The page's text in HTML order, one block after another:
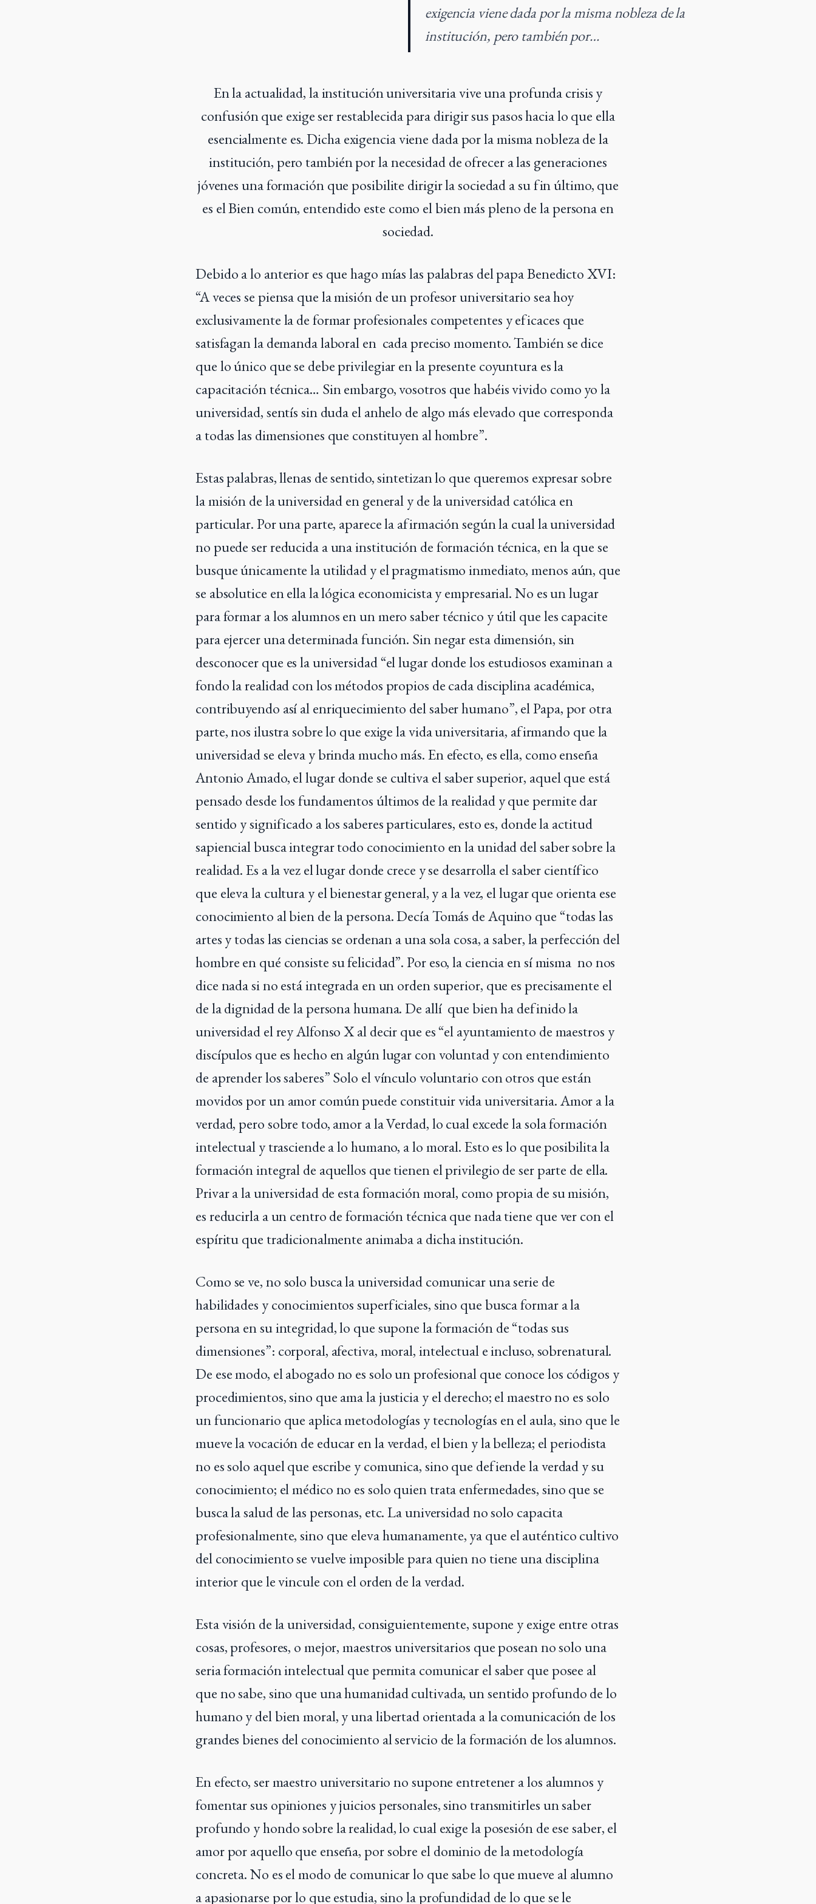
exigencia viene dada por la misma nobleza de la
institución, pero también por…
En la actualidad, la institución universitaria vive una profunda crisis y
confusión que exige ser restablecida para dirigir sus pasos hacia lo que ella
esencialmente es. Dicha exigencia viene dada por la misma nobleza de la
institución, pero también por la necesidad de ofrecer a las generaciones
jóvenes una formación que posibilite dirigir la sociedad a su fin último, que
es el Bien común, entendido este como el bien más pleno de la persona en
sociedad.
Debido a lo anterior es que hago mías las palabras del papa Benedicto XVI:
“A veces se piensa que la misión de un profesor universitario sea hoy
exclusivamente la de formar profesionales competentes y eficaces que
satisfagan la demanda laboral en cada preciso momento. También se dice
que lo único que se debe privilegiar en la presente coyuntura es la
capacitación técnica… Sin embargo, vosotros que habéis vivido como yo la
universidad, sentís sin duda el anhelo de algo más elevado que corresponda
a todas las dimensiones que constituyen al hombre”.
Estas palabras, llenas de sentido, sintetizan lo que queremos expresar sobre
la misión de la universidad en general y de la universidad católica en
particular. Por una parte, aparece la afirmación según la cual la universidad
no puede ser reducida a una institución de formación técnica, en la que se
busque únicamente la utilidad y el pragmatismo inmediato, menos aún, que
se absolutice en ella la lógica economicista y empresarial. No es un lugar
para formar a los alumnos en un mero saber técnico y útil que les capacite
para ejercer una determinada función. Sin negar esta dimensión, sin
desconocer que es la universidad “el lugar donde los estudiosos examinan a
fondo la realidad con los métodos propios de cada disciplina académica,
contribuyendo así al enriquecimiento del saber humano”, el Papa, por otra
parte, nos ilustra sobre lo que exige la vida universitaria, afirmando que la
universidad se eleva y brinda mucho más. En efecto, es ella, como enseña
Antonio Amado, el lugar donde se cultiva el saber superior, aquel que está
pensado desde los fundamentos últimos de la realidad y que permite dar
sentido y significado a los saberes particulares, esto es, donde la actitud
sapiencial busca integrar todo conocimiento en la unidad del saber sobre la
realidad. Es a la vez el lugar donde crece y se desarrolla el saber científico
que eleva la cultura y el bienestar general, y a la vez, el lugar que orienta ese
conocimiento al bien de la persona. Decía Tomás de Aquino que “todas las
artes y todas las ciencias se ordenan a una sola cosa, a saber, la perfección del
hombre en qué consiste su felicidad”. Por eso, la ciencia en sí misma no nos
dice nada si no está integrada en un orden superior, que es precisamente el
de la dignidad de la persona humana. De allí que bien ha definido la
universidad el rey Alfonso X al decir que es “el ayuntamiento de maestros y
discípulos que es hecho en algún lugar con voluntad y con entendimiento
de aprender los saberes” Solo el vínculo voluntario con otros que están
movidos por un amor común puede constituir vida universitaria. Amor a la
verdad, pero sobre todo, amor a la Verdad, lo cual excede la sola formación
intelectual y trasciende a lo humano, a lo moral. Esto es lo que posibilita la
formación integral de aquellos que tienen el privilegio de ser parte de ella.
Privar a la universidad de esta formación moral, como propia de su misión,
es reducirla a un centro de formación técnica que nada tiene que ver con el
espíritu que tradicionalmente animaba a dicha institución.
Como se ve, no solo busca la universidad comunicar una serie de
habilidades y conocimientos superficiales, sino que busca formar a la
persona en su integridad, lo que supone la formación de “todas sus
dimensiones”: corporal, afectiva, moral, intelectual e incluso, sobrenatural.
De ese modo, el abogado no es solo un profesional que conoce los códigos y
procedimientos, sino que ama la justicia y el derecho; el maestro no es solo
un funcionario que aplica metodologías y tecnologías en el aula, sino que le
mueve la vocación de educar en la verdad, el bien y la belleza; el periodista
no es solo aquel que escribe y comunica, sino que defiende la verdad y su
conocimiento; el médico no es solo quien trata enfermedades, sino que se
busca la salud de las personas, etc. La universidad no solo capacita
profesionalmente, sino que eleva humanamente, ya que el auténtico cultivo
del conocimiento se vuelve imposible para quien no tiene una disciplina
interior que le vincule con el orden de la verdad.
Esta visión de la universidad, consiguientemente, supone y exige entre otras
cosas, profesores, o mejor, maestros universitarios que posean no solo una
seria formación intelectual que permita comunicar el saber que posee al
que no sabe, sino que una humanidad cultivada, un sentido profundo de lo
humano y del bien moral, y una libertad orientada a la comunicación de los
grandes bienes del conocimiento al servicio de la formación de los alumnos.
En efecto, ser maestro universitario no supone entretener a los alumnos y
fomentar sus opiniones y juicios personales, sino transmitirles un saber
profundo y hondo sobre la realidad, lo cual exige la posesión de ese saber, el
amor por aquello que enseña, por sobre el dominio de la metodología
concreta. No es el modo de comunicar lo que sabe lo que mueve al alumno
a apasionarse por lo que estudia, sino la profundidad de lo que se le